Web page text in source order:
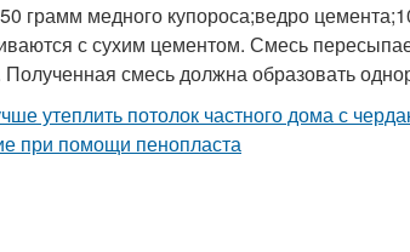
грамм медного купороса;ведро
с сухим цементом. Смесь
смесь должна образовать